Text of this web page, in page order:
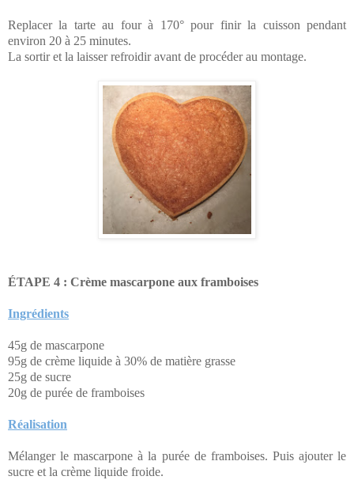
Replacer la tarte au four à 170° pour finir la cuisson pendant
environ 20 à 25 minutes.
La sortir et la laisser refroidir avant de procéder au montage.
ÉTAPE 4 : Crème mascarpone aux framboises
Ingrédients
45g de mascarpone
95g de crème liquide à 30% de matière grasse
25g de sucre
20g de purée de framboises
Réalisation
Mélanger le mascarpone à la purée de framboises. Puis ajouter le
sucre et la crème liquide froide.